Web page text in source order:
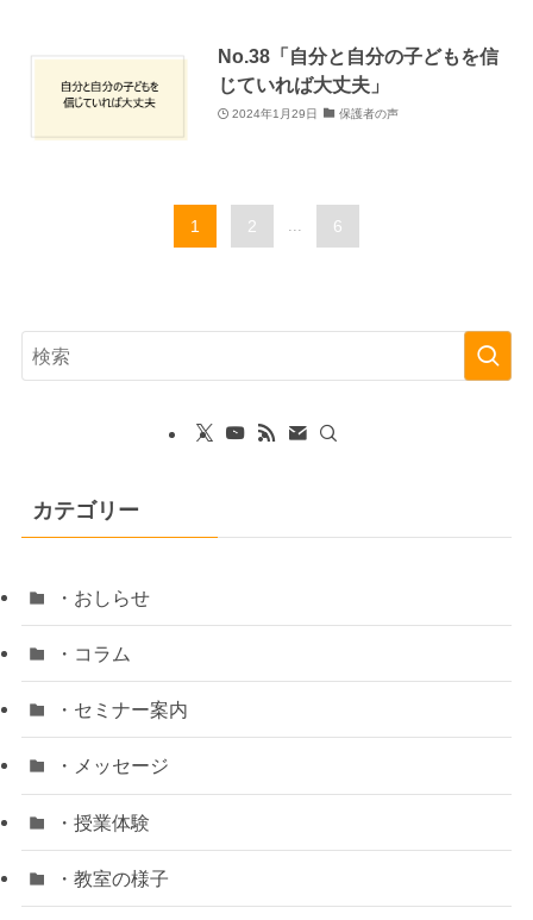
No.38「自分と自分の子どもを信
じていれば大丈夫」
2024年1月29日 保護者の声
1 2 6
カテゴリー
・おしらせ
・コラム
・セミナー案内
・メッセージ
・授業体験
・教室の様子